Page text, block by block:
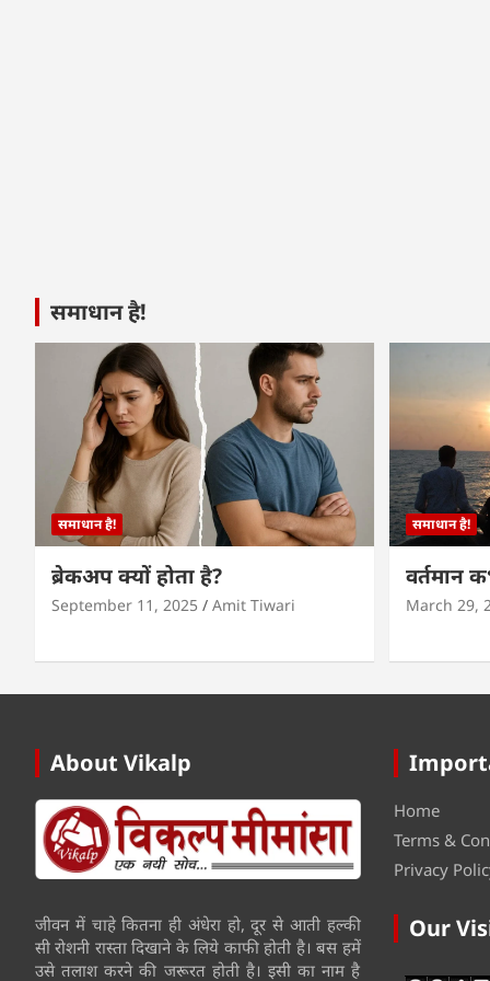
समाधान है!
समाधान है!
ब्रेकअप क्यों होता है?
September 11, 2025 Amit Tiwari
समाधान है!
वर्तमान
March 29,
About Vikalp
जीवन में चाहे कितना ही अंधेरा हो, दूर से आती हल्की
सी रोशनी रास्ता दिखाने के लिये काफी होती है। बस हमें
उसे तलाश करने की जरूरत होती है। इसी का नाम है
Home
Terms &
Privacy
Our